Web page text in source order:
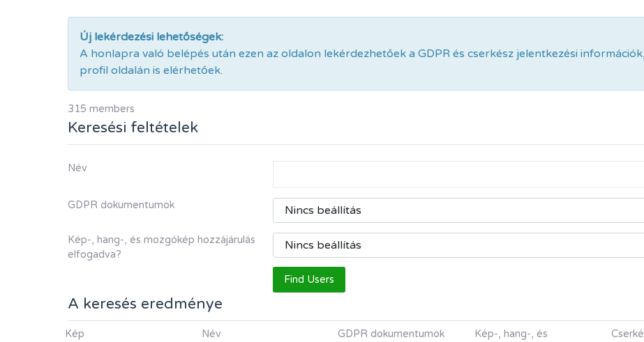
Új lekérdezési lehetőségek:
A honlapra való belépés után ezen az oldalon lekérdezhetőek a GDPR és cserkész jelentkezési
profil oldalán is elérhetőek.
315 members
Keresési feltételek
Név
GDPR dokumentumok
Kép-, hang-, és mozgókép hozzájárulás
elfogadva?
A keresés eredménye
Kép Név GDPR dokumentumok
Kép-, hang-, és